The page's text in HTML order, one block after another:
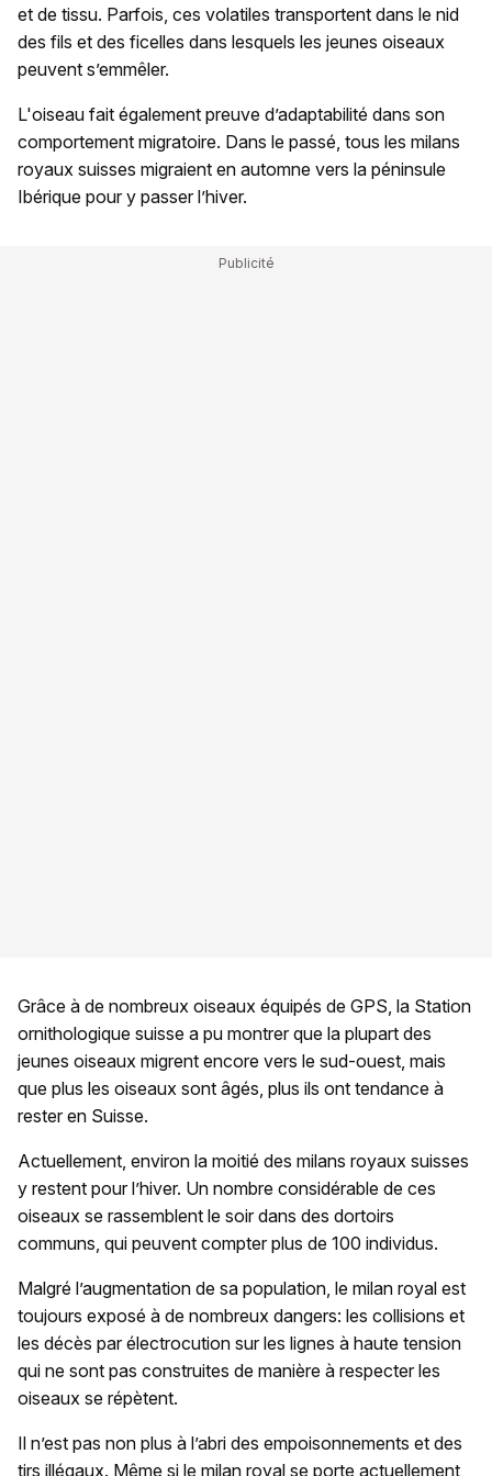
et de tissu. Parfois, ces volatiles transportent dans le nid
des fils et des ficelles dans lesquels les jeunes oiseaux
peuvent s’emmêler.
L'oiseau fait également preuve d’adaptabilité dans son
comportement migratoire. Dans le passé, tous les milans
royaux suisses migraient en automne vers la péninsule
Ibérique pour y passer l’hiver.
Grâce à de nombreux oiseaux équipés de GPS, la Station
ornithologique suisse a pu montrer que la plupart des
jeunes oiseaux migrent encore vers le sud-ouest, mais
que plus les oiseaux sont âgés, plus ils ont tendance à
rester en Suisse.
Actuellement, environ la moitié des milans royaux suisses
y restent pour l’hiver. Un nombre considérable de ces
oiseaux se rassemblent le soir dans des dortoirs
communs, qui peuvent compter plus de 100 individus.
Malgré l’augmentation de sa population, le milan royal est
toujours exposé à de nombreux dangers: les collisions et
les décès par électrocution sur les lignes à haute tension
qui ne sont pas construites de manière à respecter les
oiseaux se répètent.
Il n’est pas non plus à l’abri des empoisonnements et des
tirs illégaux. Même si le milan royal se porte actuellement